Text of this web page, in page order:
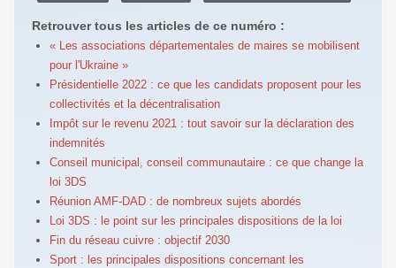
Retrouver tous les articles de ce numéro :
« Les associations départementales de maires se mobilisent
pour l'Ukraine »
Présidentielle 2022 : ce que les candidats proposent pour les
collectivités et la décentralisation
Impôt sur le revenu 2021 : tout savoir sur la déclaration des
indemnités
Conseil municipal, conseil communautaire : ce que change la
loi 3DS
Réunion AMF-DAD : de nombreux sujets abordés
Loi 3DS : le point sur les principales dispositions de la loi
Fin du réseau cuivre : objectif 2030
Sport : les principales dispositions concernant les